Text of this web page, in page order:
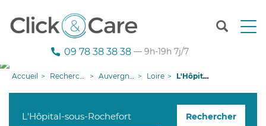
T
n
09 78 38 38 38 — 9h-19h 7j/7
Accueil Recherche aide à domicile Auvergne-Rhône-Alpes Loire L'Hôpital-sous-Rochefort
Rechercher